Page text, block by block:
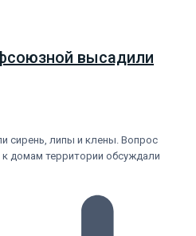
высадили
сирень, липы и клены. Вопрос
домам территории обсуждали